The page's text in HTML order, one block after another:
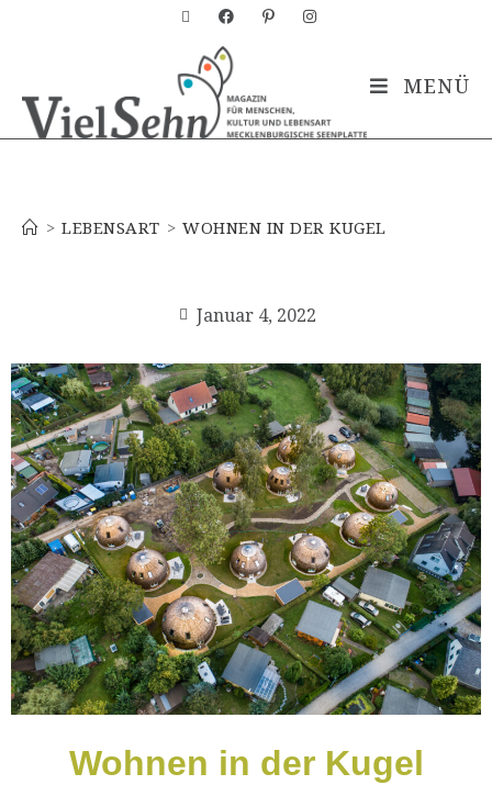
MENÜ
> LEBENSART > WOHNEN IN DER KUGEL
Januar 4, 2022
Wohnen in der Kugel